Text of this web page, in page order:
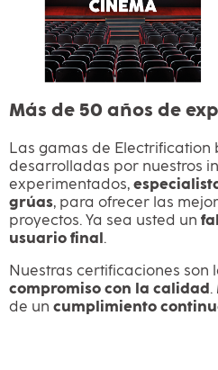
Más de 50 años de
Las gamas de Electrification
desarrolladas por nuestros
experimentados,
grúas, para ofrecer las
proyectos. Ya sea usted un
usuario final .
Nuestras certificaciones son
compromiso con la calidad .
de un cumplimiento